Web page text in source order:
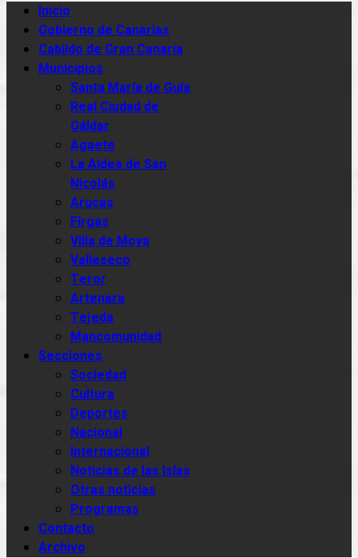
Inicio
Gobierno de Canarias
Cabildo de Gran Canaria
Municipios
Santa María de Guía
Real Ciudad de
Gáldar
Agaete
La Aldea de San
Nicolás
Arucas
Firgas
Villa de Moya
Valleseco
Teror
Artenara
Tejeda
Mancomunidad
Secciones
Sociedad
Cultura
Deportes
Nacional
Internacional
Noticias de las Islas
Otras noticias
Programas
Contacto
Archivo